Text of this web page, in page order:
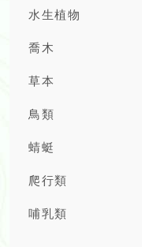
水生植物
喬木
草本
鳥類
蜻蜓
爬行類
哺乳類